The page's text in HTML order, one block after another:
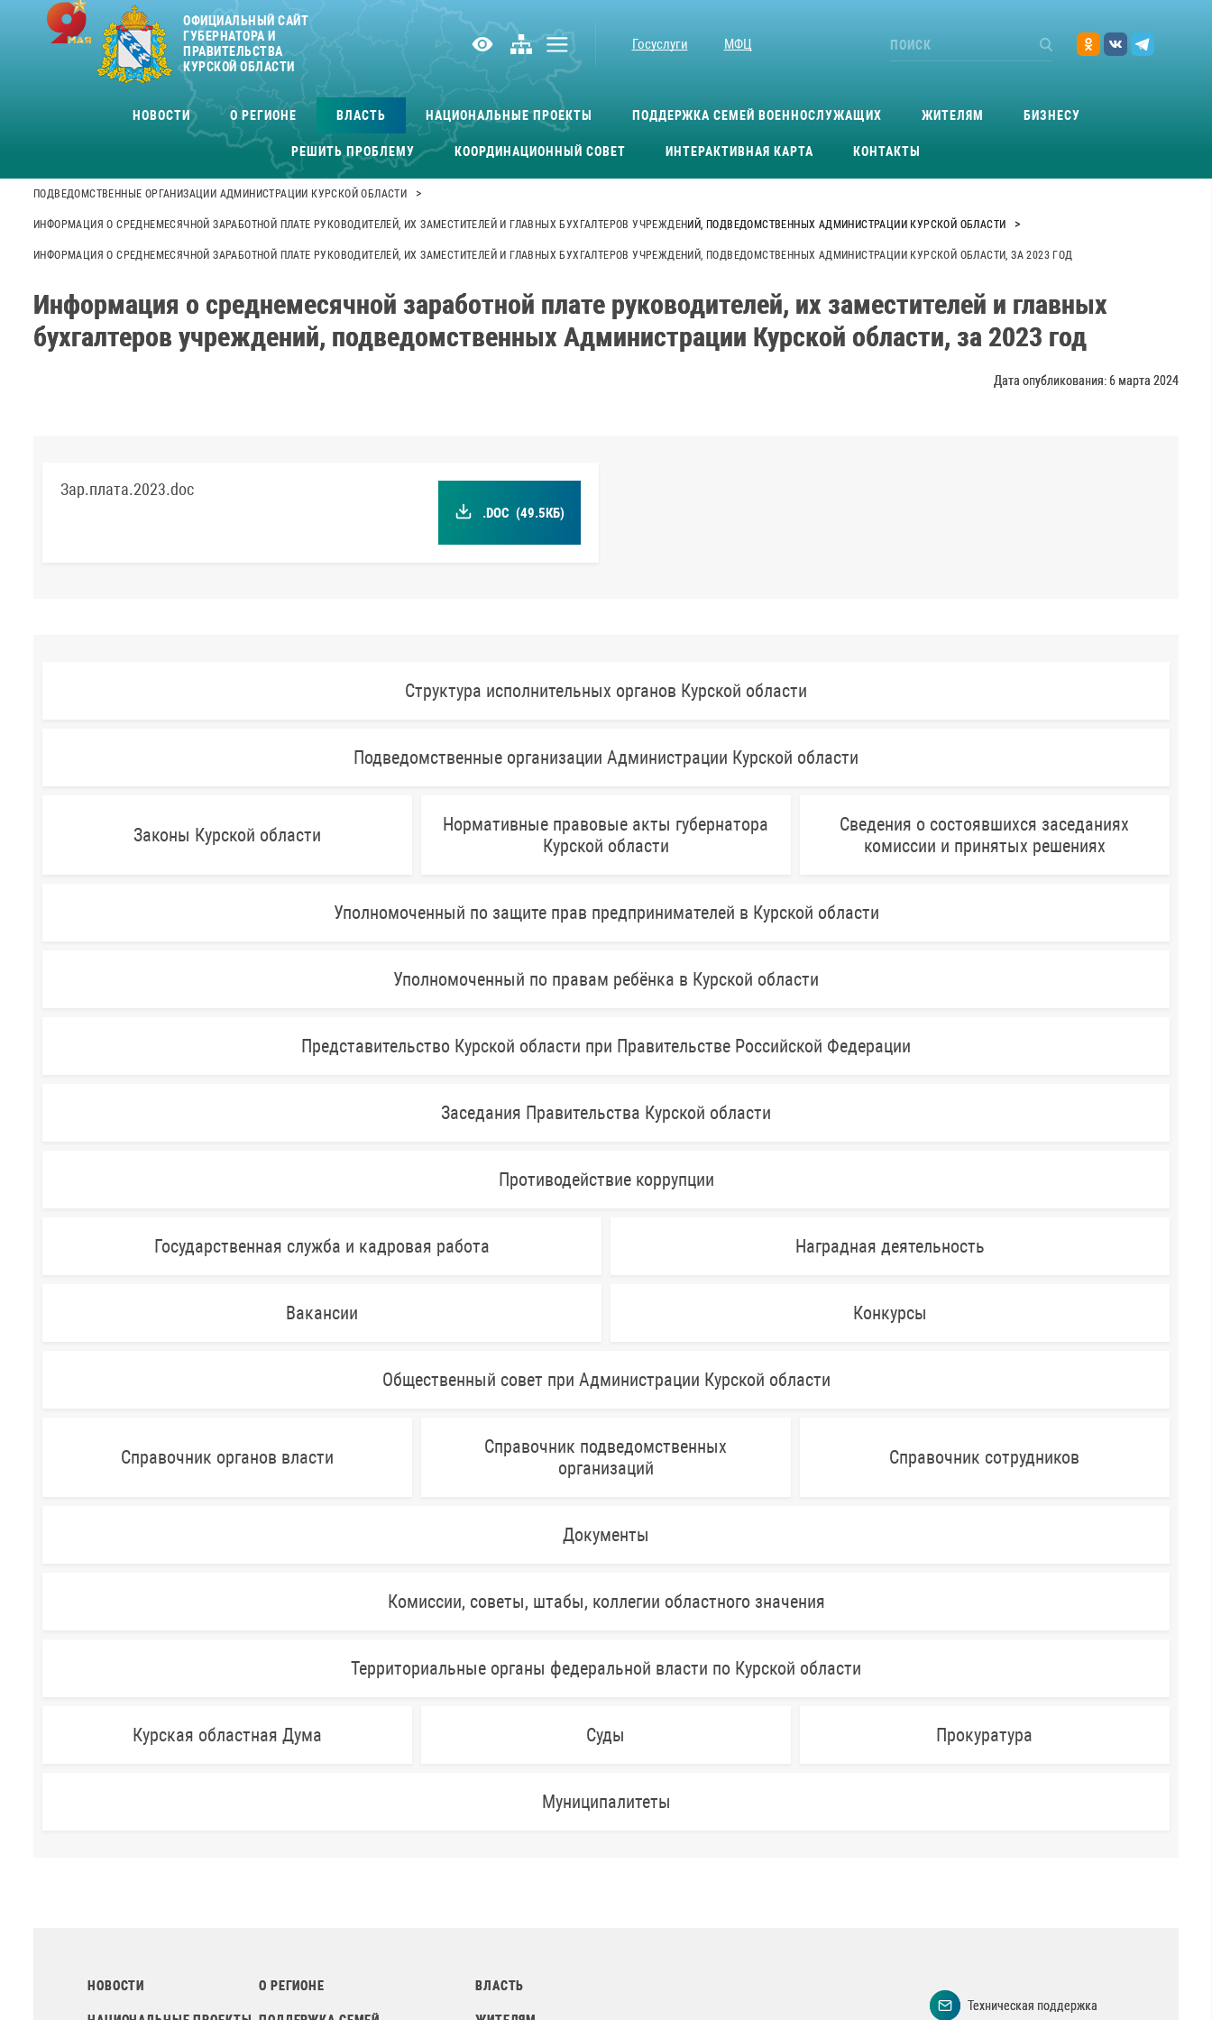
ОФИЦИАЛЬНЫЙ САЙТ
ГУБЕРНАТОРА И
ПРАВИТЕЛЬСТВА
КУРСКОЙ ОБЛАСТИ
Госуслуги МФЦ
НОВОСТИ О РЕГИОНЕ ВЛАСТЬ НАЦИОНАЛЬНЫЕ ПРОЕКТЫ ПОДДЕРЖКА СЕМЕЙ ВОЕННОСЛУЖАЩИХ ЖИТЕЛЯМ БИЗНЕСУ
РЕШИТЬ ПРОБЛЕМУ КООРДИНАЦИОННЫЙ СОВЕТ ИНТЕРАКТИВНАЯ КАРТА КОНТАКТЫ
ПОДВЕДОМСТВЕННЫЕ ОРГАНИЗАЦИИ АДМИНИСТРАЦИИ КУРСКОЙ ОБЛАСТИ >
ИНФОРМАЦИЯ О СРЕДНЕМЕСЯЧНОЙ ЗАРАБОТНОЙ ПЛАТЕ РУКОВОДИТЕЛЕЙ, ИХ ЗАМЕСТИТЕЛЕЙ И ГЛАВНЫХ БУХГАЛТЕРОВ УЧРЕЖДЕНИЙ, ПОДВЕДОМСТВЕННЫХ АДМИНИСТРАЦИИ КУРСКОЙ ОБЛАСТИ >
ИНФОРМАЦИЯ О СРЕДНЕМЕСЯЧНОЙ ЗАРАБОТНОЙ ПЛАТЕ РУКОВОДИТЕЛЕЙ, ИХ ЗАМЕСТИТЕЛЕЙ И ГЛАВНЫХ БУХГАЛТЕРОВ УЧРЕЖДЕНИЙ, ПОДВЕДОМСТВЕННЫХ АДМИНИСТРАЦИИ КУРСКОЙ ОБЛАСТИ, ЗА 2023 ГОД
Информация о среднемесячной заработной плате руководителей, их заместителей и главных
бухгалтеров учреждений, подведомственных Администрации Курской области, за 2023 год
Дата опубликования: 6 марта 2024
Зар.плата.2023.doc
.DOC (49.5КБ)
Структура исполнительных органов Курской области
Подведомственные организации Администрации Курской области
Законы Курской области
Нормативные правовые акты губернатора
Курской области
Сведения о состоявшихся заседаниях
комиссии и принятых решениях
Уполномоченный по защите прав предпринимателей в Курской области
Уполномоченный по правам ребёнка в Курской области
Представительство Курской области при Правительстве Российской Федерации
Заседания Правительства Курской области
Противодействие коррупции
Государственная служба и кадровая работа Наградная деятельность
Вакансии Конкурсы
Общественный совет при Администрации Курской области
Справочник органов власти
Справочник подведомственных
организаций
Справочник сотрудников
Документы
Комиссии, советы, штабы, коллегии областного значения
Территориальные органы федеральной власти по Курской области
Курская областная Дума Суды Прокуратура
Муниципалитеты
НОВОСТИ О РЕГИОНЕ ВЛАСТЬ
Техническая поддержка